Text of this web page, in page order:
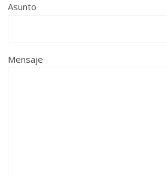
Asunto
Mensaje